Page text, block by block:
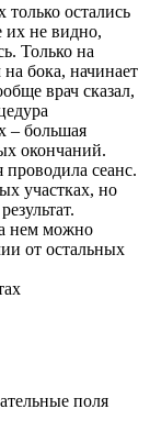
только остались
их не видно,
Только на
бока, начинает
врач сказал,
– большая
окончаний.
проводила сеанс.
участках, но
нем можно
от остальных
поля